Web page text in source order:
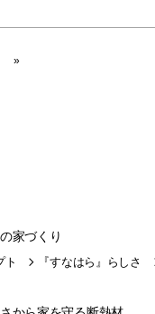
»
家づくり
ト 『すなはら』らしさ